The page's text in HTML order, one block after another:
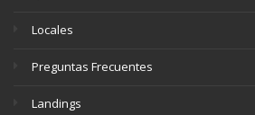
Locales
Preguntas Frecuentes
Landings